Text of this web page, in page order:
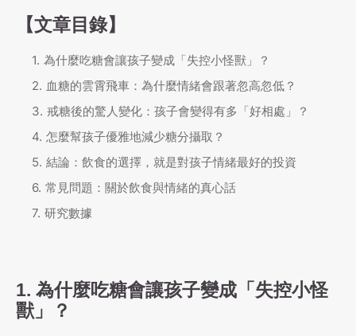
【文章目錄】
為什麼吃糖會讓孩子變成「失控小怪獸」？
血糖的雲霄飛車：為什麼情緒會跟著忽高忽低？
戒糖後的驚人變化：孩子會變得有多「好相處」？
怎麼幫孩子優雅地減少糖分攝取？
結論：飲食的選擇，就是對孩子情緒最好的投資
常見問題：關於飲食與情緒的真心話
研究數據
1. 為什麼吃糖會讓孩子變成「失控小怪
獸」？